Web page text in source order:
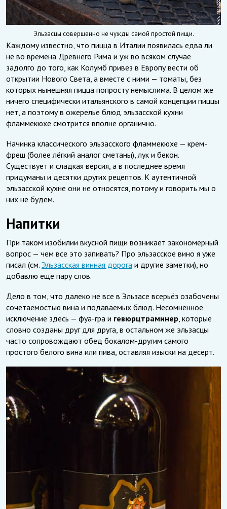
Эльзасцы совершенно не чужды самой простой пищи.
Каждому известно, что пицца в Италии появилась едва ли
не во времена Древнего Рима и уж во всяком случае
задолго до того, как Колумб привез в Европу вести об
открытии Нового Света, а вместе с ними — томаты, без
которых нынешняя пицца попросту немыслима. В целом же
ничего специфически итальянского в самой концепции пиццы
нет, а поэтому в ожерелье блюд эльзасской кухни
фламмекюхе смотрится вполне органично.
Начинка классического эльзасского фламмекюхе — крем-
фреш (более лёгкий аналог сметаны), лук и бекон.
Существует и сладкая версия, а в последнее время
придуманы и десятки других рецептов. К аутентичной
эльзасской кухне они не относятся, потому и говорить мы о
них не будем.
Напитки
При таком изобилии вкусной пищи возникает закономерный
вопрос — чем все это запивать? Про эльзасское вино я уже
писал (см. Эльзасская винная дорога и другие заметки), но
добавлю еще пару слов.
Дело в том, что далеко не все в Эльзасе всерьёз озабочены
сочетаемостью вина и подаваемых блюд. Несомненное
исключение здесь — фуа-гра и гевюрцтраминер , которые
словно созданы друг для друга, в остальном же эльзасцы
часто сопровождают обед бокалом-другим самого
простого белого вина или пива, оставляя изыски на десерт.